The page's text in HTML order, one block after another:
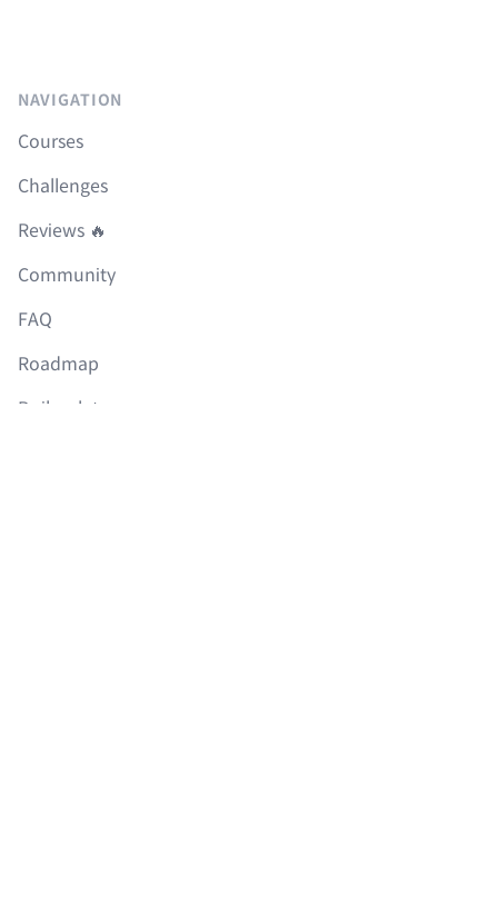
NAVIGATION
Courses
Challenges
Reviews 🔥
Community
FAQ
Roadmap
Boilerplates